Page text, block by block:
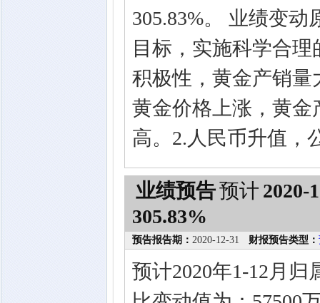
305.83%。 业绩变
目标，实施科学合
积极性，黄金产销
黄金价格上涨，黄
高。2.人民币升值，
业绩预告预计 2020-
305.83%
预告报告期： 2020-12-31 财报预告类型：
预计2020年1-12月